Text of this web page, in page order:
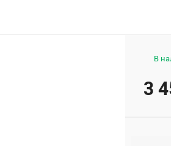
В
3